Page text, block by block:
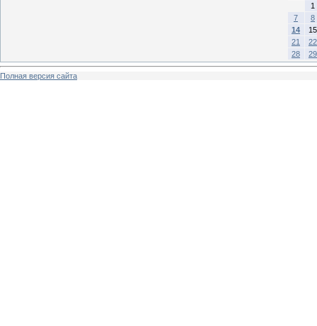
1
7
8
14
15
21
22
28
29
Полная версия сайта